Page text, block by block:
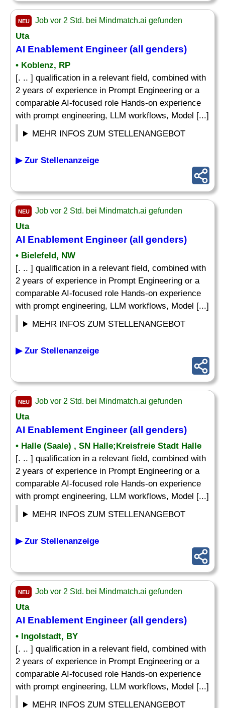
NEU Job vor 2 Std. bei Mindmatch.ai gefunden
Uta
AI Enablement Engineer (all genders)
• Koblenz, RP
[. .. ] qualification in a relevant field, combined with
2 years of experience in Prompt Engineering or a
comparable AI-focused role Hands-on experience
with prompt engineering, LLM workflows, Model [...]
MEHR INFOS ZUM STELLENANGEBOT
▶ Zur Stellenanzeige
NEU Job vor 2 Std. bei Mindmatch.ai gefunden
Uta
AI Enablement Engineer (all genders)
• Bielefeld, NW
[. .. ] qualification in a relevant field, combined with
2 years of experience in Prompt Engineering or a
comparable AI-focused role Hands-on experience
with prompt engineering, LLM workflows, Model [...]
MEHR INFOS ZUM STELLENANGEBOT
▶ Zur Stellenanzeige
NEU Job vor 2 Std. bei Mindmatch.ai gefunden
Uta
AI Enablement Engineer (all genders)
• Halle (Saale) , SN Halle;Kreisfreie Stadt Halle
[. .. ] qualification in a relevant field, combined with
2 years of experience in Prompt Engineering or a
comparable AI-focused role Hands-on experience
with prompt engineering, LLM workflows, Model [...]
MEHR INFOS ZUM STELLENANGEBOT
▶ Zur Stellenanzeige
NEU Job vor 2 Std. bei Mindmatch.ai gefunden
Uta
AI Enablement Engineer (all genders)
• Ingolstadt, BY
[. .. ] qualification in a relevant field, combined with
2 years of experience in Prompt Engineering or a
comparable AI-focused role Hands-on experience
with prompt engineering, LLM workflows, Model [...]
MEHR INFOS ZUM STELLENANGEBOT